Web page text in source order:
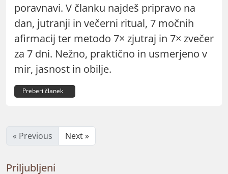
poravnavi. V članku najdeš pripravo na
dan, jutranji in večerni ritual, 7 močnih
afirmacij ter metodo 7× zjutraj in 7× zvečer
za 7 dni. Nežno, praktično in usmerjeno v
mir, jasnost in obilje.
Preberi članek
« Previous Next »
Priljubljeni